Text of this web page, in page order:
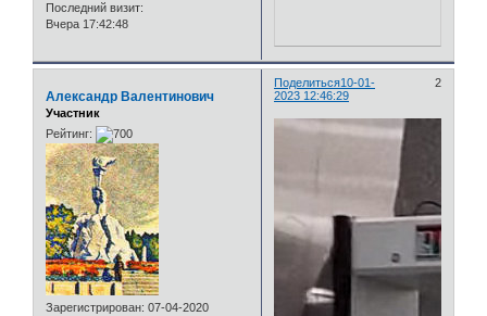
Последний визит:
Вчера 17:42:48
Поделиться 2
10-01-
2023 12:46:29
Александр Валентинович
Участник
Рейтинг:
Зарегистрирован: 07-04-2020